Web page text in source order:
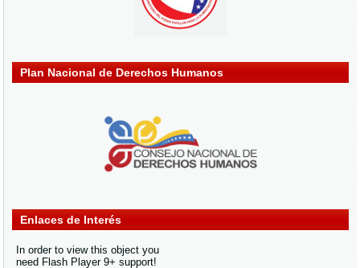
Plan Nacional de Derechos Humanos
Enlaces de Interés
In order to view this object you
need Flash Player 9+ support!